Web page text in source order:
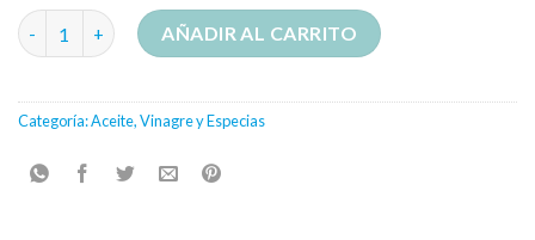
Sunflower oil 1l cantidadAÑADIR AL CARRITO
Categoría:Aceite, Vinagre y Especias